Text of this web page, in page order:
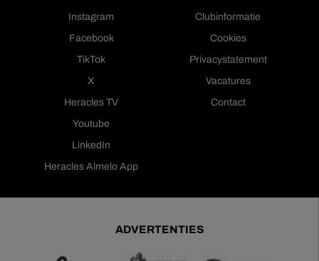
Instagram
Facebook
TikTok
X
Heracles TV
Youtube
LinkedIn
Heracles Almelo App
Clubinformatie
Cookies
Privacystatement
Vacatures
Contact
ADVERTENTIES